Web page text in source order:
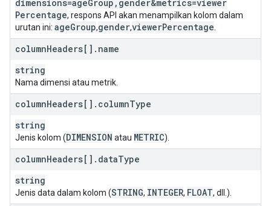
dimensions=ageGroup , gender&metrics=viewer
Percentage, respons API akan menampilkan kolom dalam
urutan ini: ageGroup,gender,viewerPercentage
columnHeaders[] . name
string
Nama dimensi atau metrik.
columnHeaders[] . columnType
string
Jenis kolom (DIMENSION atau METRIC).
columnHeaders[] . dataType
string
Jenis data dalam kolom (STRING, INTEGER, FLOAT, dll.).